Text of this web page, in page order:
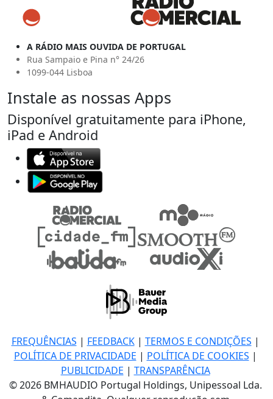
A RÁDIO MAIS OUVIDA DE PORTUGAL
Rua Sampaio e Pina n° 24/26
1099-044 Lisboa
Instale as nossas Apps
Disponível gratuitamente para iPhone,
iPad e Android
FREQUÊNCIAS | FEEDBACK| TERMOS E CONDIÇÕES |
POLÍTICA DE PRIVACIDADE | POLÍTICA DE COOKIES |
PUBLICIDADE | TRANSPARÊNCIA
© 2026 BMHAUDIO Portugal Holdings, Unipessoal Lda.